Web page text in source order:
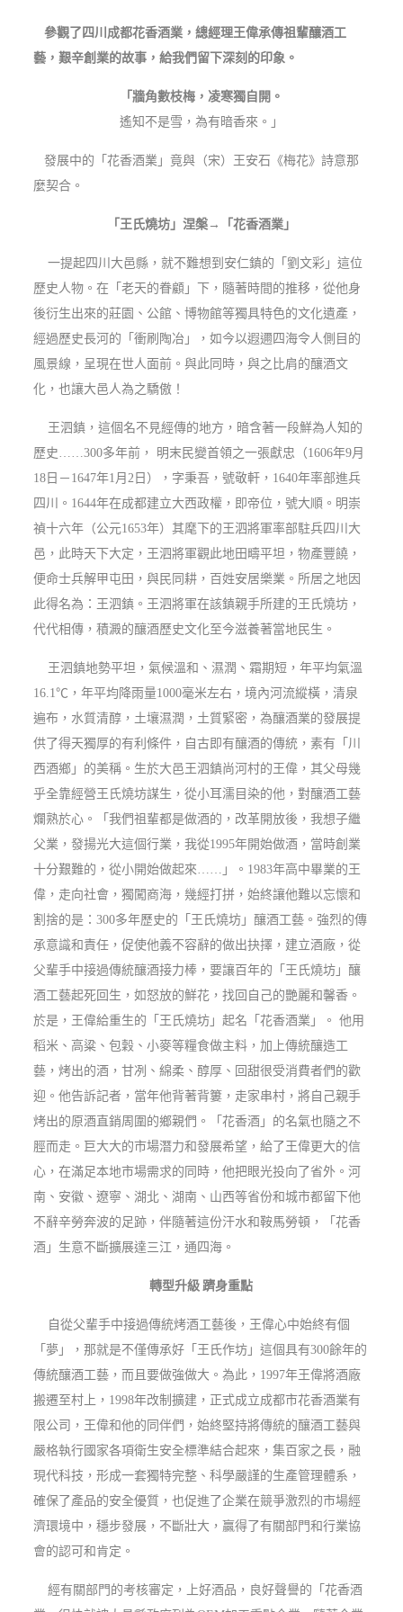
參觀了四川成都花香酒業，總經理王偉承傳祖輩釀酒工
藝，艱辛創業的故事，給我們留下深刻的印象。
「牆角數枝梅，凌寒獨自開。
遙知不是雪，為有暗香來。」
發展中的「花香酒業」竟與（宋）王安石《梅花》詩意那
麼契合。
「王氏燒坊」涅槃→「花香酒業」
一提起四川大邑縣，就不難想到安仁鎮的「劉文彩」這位
歷史人物。在「老天的眷顧」下，隨著時間的推移，從他身
後衍生出來的莊園、公館、博物館等獨具特色的文化遺產，
經過歷史長河的「衝刷陶冶」，如今以遐邇四海令人側目的
風景線，呈現在世人面前。與此同時，與之比肩的釀酒文
化，也讓大邑人為之驕傲！
王泗鎮，這個名不見經傳的地方，暗含著一段鮮為人知的
歷史……300多年前， 明末民變首領之一張獻忠（1606年9月
18日－1647年1月2日），字秉吾，號敬軒，1640年率部進兵
四川
。1644年在成都建立大西政權 ，即帝位，號大順。明崇
禎十六年（公元1653年）其麾下的王泗將軍率部駐兵四川大
邑，此時天下大定，王泗將軍觀此地田疇平坦，物產豐饒，
便命士兵解甲屯田，與民同耕，百姓安居樂業。所居之地因
此得名為：王泗鎮。王泗將軍在該鎮親手所建的王氏燒坊，
代代相傳，積澱的釀酒歷史文化至今滋養著當地民生。
王泗鎮地勢平坦，氣候溫和、濕潤、霜期短，年平均氣溫
16.1℃，年平均降雨量1000毫米左右，境內河流縱橫，清泉
遍布，水質清醇，土壤濕潤，土質緊密，為釀酒業的發展提
供了得天獨厚的有利條件，自古即有釀酒的傳統，素有「川
西酒鄉」的美稱。生於大邑王泗鎮尚河村的王偉，其父母幾
乎全靠經營王氏燒坊謀生，從小耳濡目染的他，對釀酒工藝
爛熟於心。「我們祖輩都是做酒的，改革開放後，我想子繼
父業，發揚光大這個行業，我從1995年開始做酒，當時創業
十分艱難的，從小開始做起來……」。1983年高中畢業的王
偉，走向社會，獨闖商海，幾經打拼，始終讓他難以忘懷和
割捨的是：300多年歷史的「王氏燒坊」釀酒工藝。強烈的傳
承意識和責任，促使他義不容辭的做出抉擇，建立酒廠，從
父輩手中接過傳統釀酒接力棒，要讓百年的「王氏燒坊」釀
酒工藝起死回生，如怒放的鮮花，找回自己的艷麗和馨香。
於是，王偉給重生的「王氏燒坊」起名「花香酒業」。 他用
稻米、高粱、包穀、小麥等糧食做主料，加上傳統釀造工
藝，烤出的酒，甘冽、綿柔、醇厚、回甜很受消費者們的歡
迎。他告訴記者，當年他背著背簍，走家串村，將自己親手
烤出的原酒直銷周圍的鄉親們。「花香酒」的名氣也隨之不
脛而走。巨大大的市場潛力和發展希望，給了王偉更大的信
心，在滿足本地市場需求的同時，他把眼光投向了省外。河
南、安徽、遼寧、湖北、湖南、山西等省份和城市都留下他
不辭辛勞奔波的足跡，伴隨著這份汗水和鞍馬勞頓，「花香
酒」生意不斷擴展達三江，通四海。
轉型升級 躋身重點
自從父輩手中接過傳統烤酒工藝後，王偉心中始終有個
「夢」，那就是不僅傳承好「王氏作坊」這個具有300餘年的
傳統釀酒工藝，而且要做強做大。為此，1997年王偉將酒廠
搬遷至村上，1998年改制擴建，正式成立成都市花香酒業有
限公司，王偉和他的同伴們，始終堅持將傳統的釀酒工藝與
嚴格執行國家各項衛生安全標準結合起來，集百家之長，融
現代科技，形成一套獨特完整、科學嚴謹的生產管理體系，
確保了產品的安全優質，也促進了企業在競爭激烈的市場經
濟環境中，穩步發展，不斷壯大，贏得了有關部門和行業協
會的認可和肯定。
經有關部門的考核審定，上好酒品，良好聲譽的「花香酒